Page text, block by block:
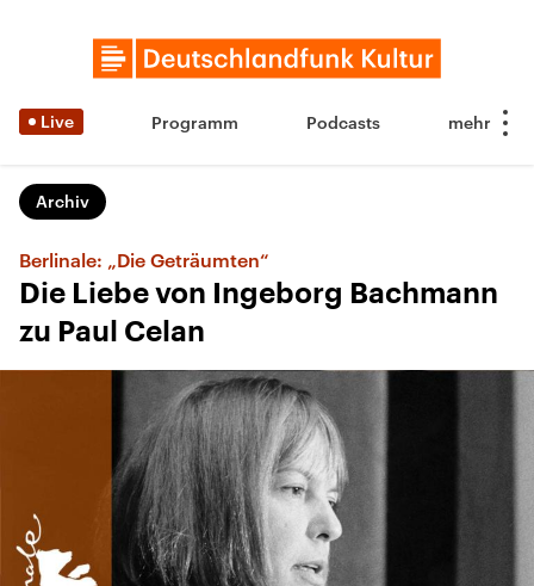
Live Programm Podcasts
Archiv
Berlinale: „Die Geträumten“
Die Liebe von Ingeborg Bachmann
zu Paul Celan